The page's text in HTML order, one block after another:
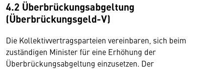
4.2 Überbrückungsabgeltung
(Überbrückungsgeld-V)
Die Kollektivvertragsparteien vereinbaren, sich beim
zuständigen Minister für eine Erhöhung der
Überbrückungsabgeltung einzusetzen. Der